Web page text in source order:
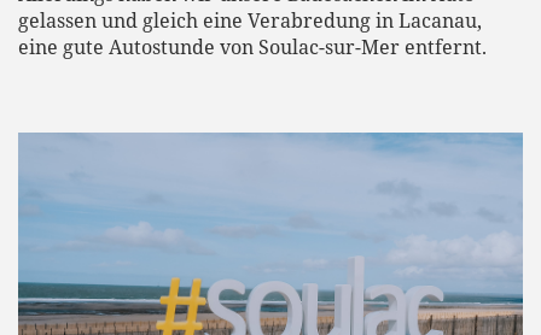
gelassen und gleich eine Verabredung in Lacanau,
eine gute Autostunde von Soulac-sur-Mer entfernt.